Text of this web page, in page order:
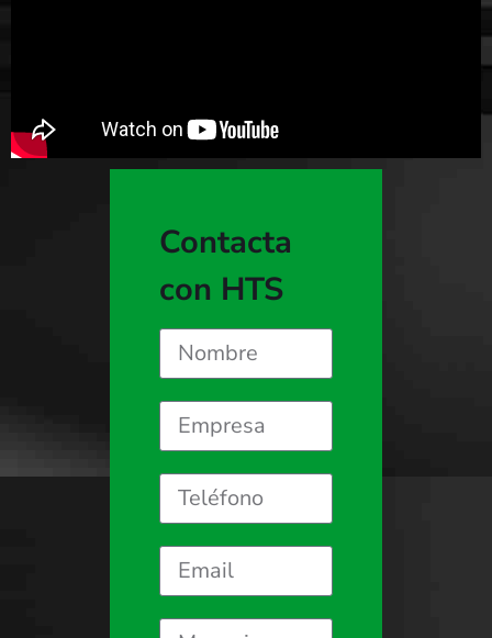
Contacta
con HTS